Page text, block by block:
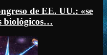
de EE. UU.: «se
biológicos…